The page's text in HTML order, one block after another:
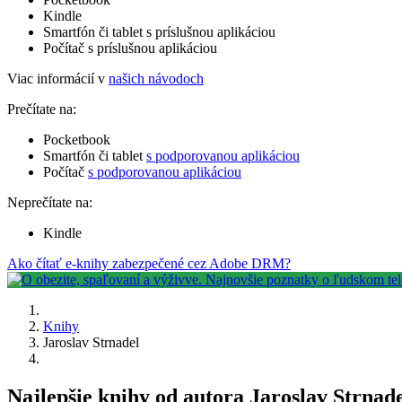
Kindle
Smartfón či tablet s príslušnou aplikáciou
Počítač s príslušnou aplikáciou
Viac informácií v našich návodoch
Prečítate na:
Pocketbook
Smartfón či tablet s podporovanou aplikáciou
Počítač s podporovanou aplikáciou
Neprečítate na:
Kindle
Ako čítať e-knihy zabezpečené cez Adobe DRM?
Knihy
Jaroslav Strnadel
Najlepšie knihy od autora Jaroslav